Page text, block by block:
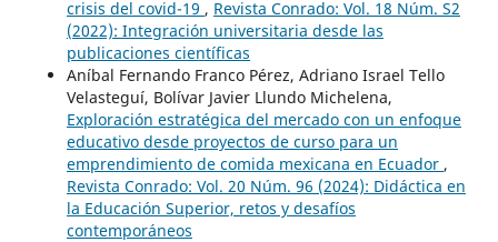
crisis del covid-19 , Revista Conrado: Vol. 18 Núm. S2
(2022): Integración universitaria desde las
publicaciones científicas
Aníbal Fernando Franco Pérez, Adriano Israel Tello
Velasteguí, Bolívar Javier Llundo Michelena,
Exploración estratégica del mercado con un enfoque
educativo desde proyectos de curso para un
emprendimiento de comida mexicana en Ecuador ,
Revista Conrado: Vol. 20 Núm. 96 (2024): Didáctica en
la Educación Superior, retos y desafíos
contemporáneos